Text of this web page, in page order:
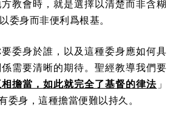
教會時，就是選擇以清楚而非含糊
委身而非便利爲根基。
委身於誰，以及這種委身應如何具
需要清晰的期待。聖經教導我們要
擔當，如此就完全了基督的律法 」
委身，這種擔當便難以持久。